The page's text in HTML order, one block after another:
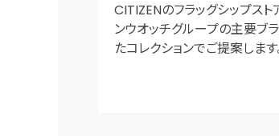
CITIZENのフラッグシップスト
ンウオッチグループの主要ブ
たコレクションでご提案します